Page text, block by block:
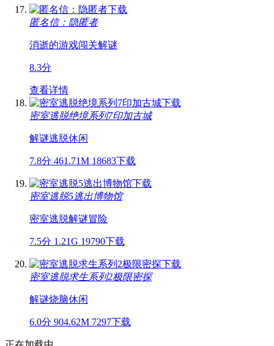
匿名信：隐匿者
消逝的游戏闯关解谜
8.3分
查看详情
密室逃脱绝境系列7印加古城
解谜逃脱休闲
7.8分 461.71M 18683下载
密室逃脱5逃出博物馆
密室逃脱解谜冒险
7.5分 1.21G 19790下载
密室逃脱求生系列2极限密探
解谜烧脑休闲
6.0分 904.62M 7297下载